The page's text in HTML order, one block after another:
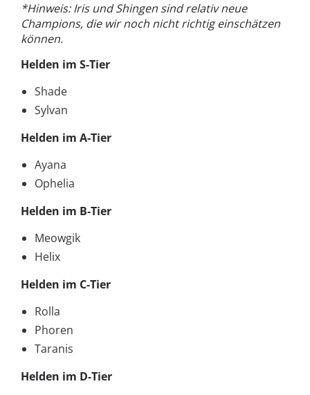
*Hinweis: Iris und Shingen sind relativ neue
Champions, die wir noch nicht richtig einschätzen
können.
Helden im S-Tier
Shade
Sylvan
Helden im A-Tier
Ayana
Ophelia
Helden im B-Tier
Meowgik
Helix
Helden im C-Tier
Rolla
Phoren
Taranis
Helden im D-Tier